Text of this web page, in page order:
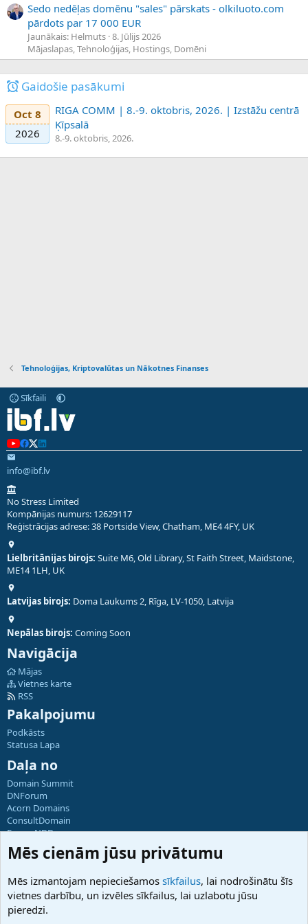
Sedo nedēļas domēnu "sales" pārskats - olkiluoto.com
pārdots par 17 000 EUR
Jaunākais: Helmuts 8. Jūlijs 2026
Mājaslapas, Tehnoloģijas, Hostings, Domēni
Gaidošie pasākumi
Oct 8
2026
RIGA COMM | 8.-9. oktobris, 2026. | Izstāžu centrā
Ķīpsalā
8.-9. oktobris, 2026.
Tehnoloģijas, Kriptovalūtas un Nākotnes Finanses
Sīkfaili
info@ibf.lv
No Stress Limited
Kompānijas numurs: 12629117
Reģistrācijas adrese: 38 Portside View, Chatham, ME4 4FY, UK
Lielbritānijas birojs: Suite M6, Old Library, St Faith Street, Maidstone,
ME14 1LH, UK
Latvijas birojs: Doma Laukums 2, Rīga, LV-1050, Latvija
Nepālas birojs: Coming Soon
Navigācija
Mājas
Vietnes karte
RSS
Pakalpojumu
Podkāsts
Statusa Lapa
Daļa no
Domain Summit
DNForum
Acorn Domains
ConsultDomain
ForumNDD
Domainforum.ro
27.be
Hostmaria
Atbalsts
Mēs cienām jūsu privātumu
Mēs izmantojam nepieciešamos sīkfailus, lai nodrošinātu šīs
vietnes darbību, un izvēles sīkfailus, lai uzlabotu jūsu
pieredzi.